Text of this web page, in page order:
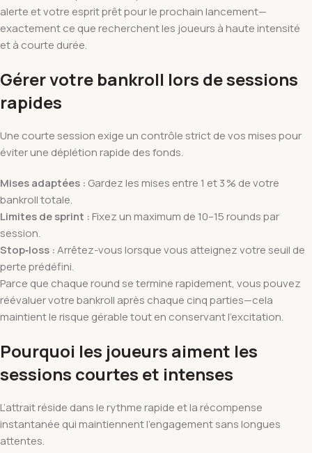
alerte et votre esprit prêt pour le prochain lancement—
exactement ce que recherchent les joueurs à haute intensité
et à courte durée.
Gérer votre bankroll lors de sessions
rapides
Une courte session exige un contrôle strict de vos mises pour
éviter une déplétion rapide des fonds.
Mises adaptées : Gardez les mises entre 1 et 3 % de votre
bankroll totale.
Limites de sprint : Fixez un maximum de 10–15 rounds par
session.
Stop‑loss :Arrêtez-vous lorsque vous atteignez votre seuil de
perte prédéfini.
Parce que chaque round se termine rapidement, vous pouvez
réévaluer votre bankroll après chaque cinq parties—cela
maintient le risque gérable tout en conservant l’excitation.
Pourquoi les joueurs aiment les
sessions courtes et intenses
L’attrait réside dans le rythme rapide et la récompense
instantanée qui maintiennent l’engagement sans longues
attentes.